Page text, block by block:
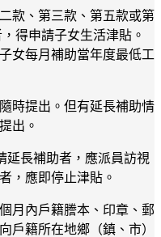
款、第三款、第五款或第
得申請子女生活津貼。
女每月補助當年度最低工
時提出。但有延長補助情
出。
延長補助者，應派員訪視
，應即停止津貼。
月內戶籍謄本、印章、郵
戶籍所在地鄉（鎮、市）